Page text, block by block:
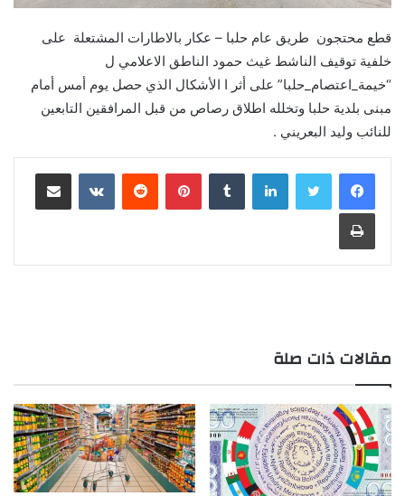
قطع محتجون طريق عام حلبا – عكار بالاطارات المشتعلة على
خلفية توقيف الناشط غيث حمود الناطق الاعلامي ل
“خيمة_اعتصام_حلبا” على أثر ا الأشكال الذي حصل يوم أمس أمام
مبنى بلدية حلبا وتخلله اطلاق رصاص من قبل المرافقين التابعين
للنائب وليد البعريني .
لينكدإن بينتيريست
مقالات ذات صلة